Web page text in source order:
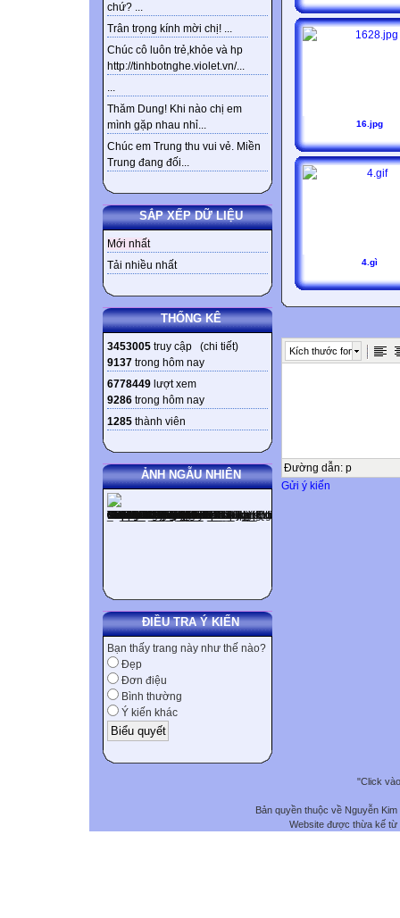
chứ? ...
Trân trọng kính mời chị! ...
Chúc cô luôn trẻ,khỏe và hp
http://tinhbotnghe.violet.vn/...
...
Thăm Dung! Khi nào chị em
mình gặp nhau nhỉ...
Chúc em Trung thu vui vẻ. Miền
Trung đang đối...
SẮP XẾP DỮ LIỆU
Mới nhất
Tải nhiều nhất
THỐNG KÊ
3453005 truy cập (chi tiết)
9137 trong hôm nay
6778449 lượt xem
9286 trong hôm nay
1285 thành viên
ẢNH NGẪU NHIÊN
ĐIỀU TRA Ý KIẾN
Bạn thấy trang này như thế nào?
Đẹp
Đơn điệu
Bình thường
Ý kiến khác
16.jpg
4.gì
Kích thước font
Đường dẫn: p
Gửi ý kiến
"Click
Bản quyền thuộc về Nguyễn
Website được thừa kế từ